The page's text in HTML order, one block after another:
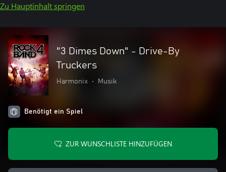
Zu Hauptinhalt springen
"3 Dimes Down" - Drive-By
Truckers
Harmonix • Musik
Benötigt ein Spiel
ZUR WUNSCHLISTE HINZUFÜGEN